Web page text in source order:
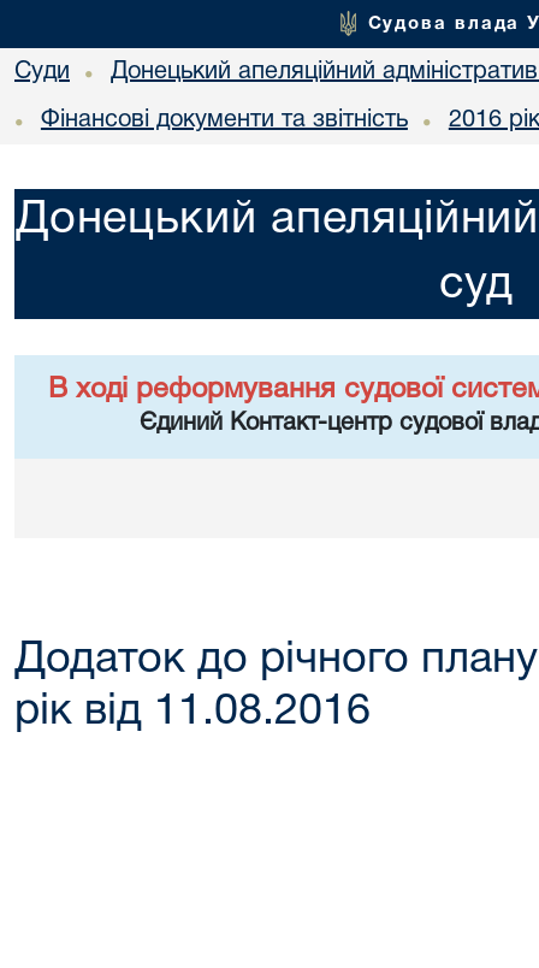
Судова влада
Суди • Донецький апеляційний
• Фінансові документи та звітність • 2016 рік
Донецький
суд
В ході реформування судової
Єдиний Контакт-центр судової
Додаток до річного
рік від 11.08.2016